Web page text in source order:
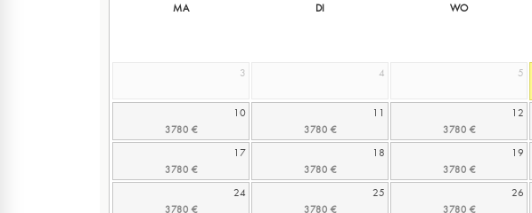
MA DI WO
3 4 5
10 11 12
17 18 19
24 25 26